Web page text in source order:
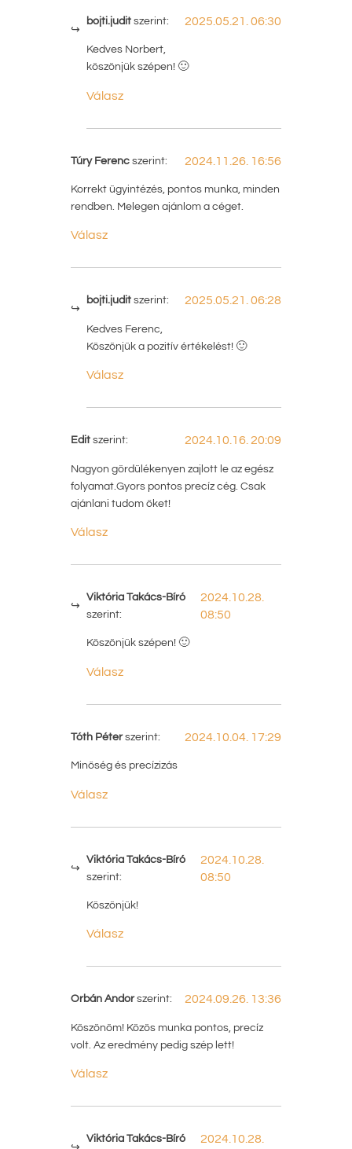
bojti.judit szerint: 2025.05.21. 06:30
Kedves Norbert,
köszönjük szépen! 🙂
Válasz
Túry Ferenc szerint: 2024.11.26. 16:56
Korrekt ügyintézés, pontos munka, minden
rendben. Melegen ajánlom a céget.
Válasz
bojti.judit szerint: 2025.05.21. 06:28
Kedves Ferenc,
Köszönjük a pozitív értékelést! 🙂
Válasz
Edit szerint: 2024.10.16. 20:09
Nagyon gördülékenyen zajlott le az egész
folyamat.Gyors pontos precíz cég. Csak
ajánlani tudom őket!
Válasz
Viktória Takács-Bíró
szerint:
2024.10.28.
08:50
Köszönjük szépen! 🙂
Válasz
Tóth Péter szerint: 2024.10.04. 17:29
Minőség és precízizás
Válasz
Viktória Takács-Bíró
szerint:
2024.10.28.
08:50
Köszönjük!
Válasz
Orbán Andor szerint: 2024.09.26. 13:36
Köszönöm! Közös munka pontos, precíz
volt. Az eredmény pedig szép lett!
Válasz
Viktória Takács-Bíró
2024.10.28.